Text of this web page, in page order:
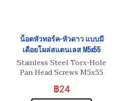
น็อตหัวทอร์ค-หัวดาว แบบมี
เดือยโผล่สแตนเลส M5x55
Stainless Steel Torx-Hole
Pan Head Screws M5x55
฿24